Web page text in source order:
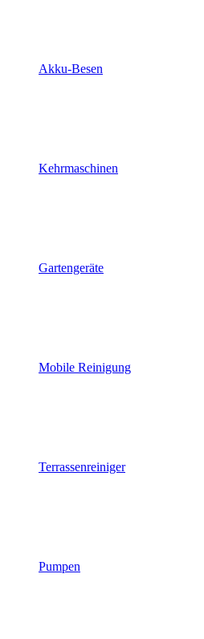
Akku-Besen
Kehrmaschinen
Gartengeräte
Mobile Reinigung
Terrassenreiniger
Pumpen